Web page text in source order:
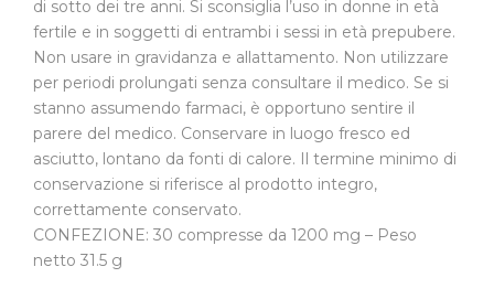
di sotto dei tre anni. Si sconsiglia l’uso in donne in età
fertile e in soggetti di entrambi i sessi in età prepubere.
Non usare in gravidanza e allattamento. Non utilizzare
per periodi prolungati senza consultare il medico. Se si
stanno assumendo farmaci, è opportuno sentire il
parere del medico. Conservare in luogo fresco ed
asciutto, lontano da fonti di calore. Il termine minimo di
conservazione si riferisce al prodotto integro,
correttamente conservato.
CONFEZIONE: 30 compresse da 1200 mg – Peso
netto 31.5 g